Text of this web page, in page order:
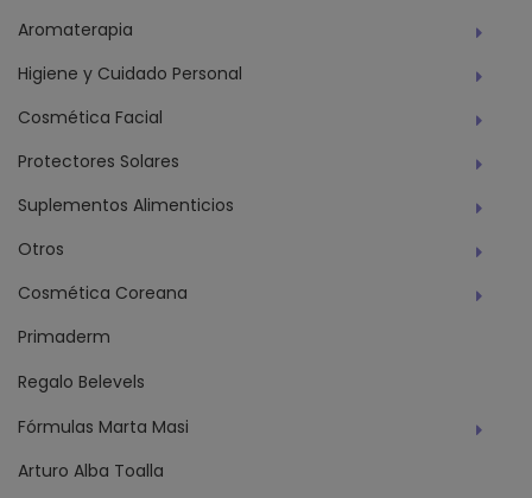
Aromaterapia
Higiene y Cuidado Personal
Cosmética Facial
Protectores Solares
Suplementos Alimenticios
Otros
Cosmética Coreana
Primaderm
Regalo Belevels
Fórmulas Marta Masi
Arturo Alba Toalla